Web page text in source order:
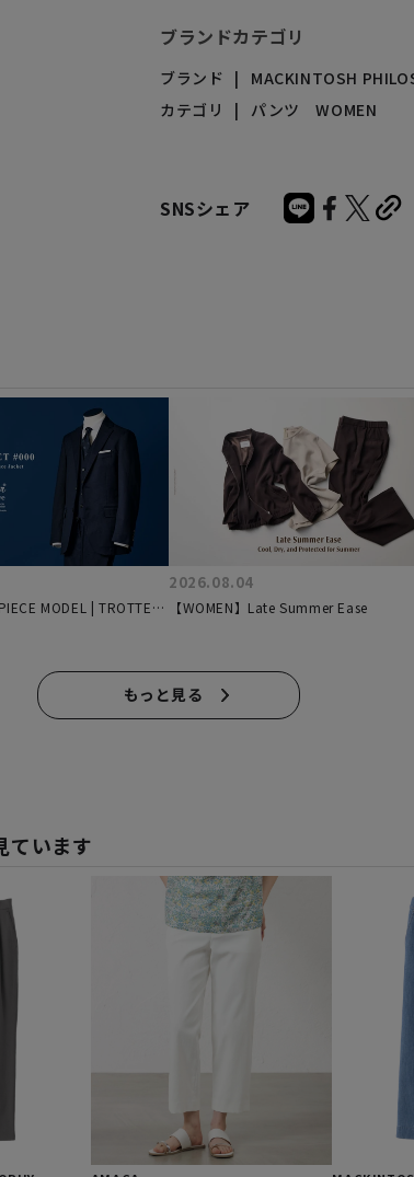
ブランドカテゴリ
ブランド
MACKINTOSH
カテゴリ
パンツ WOMEN
SNSシェア
MODEL | TROTTER
2026.08.04
【WOMEN】Late Summer Ease
もっと見る
ています